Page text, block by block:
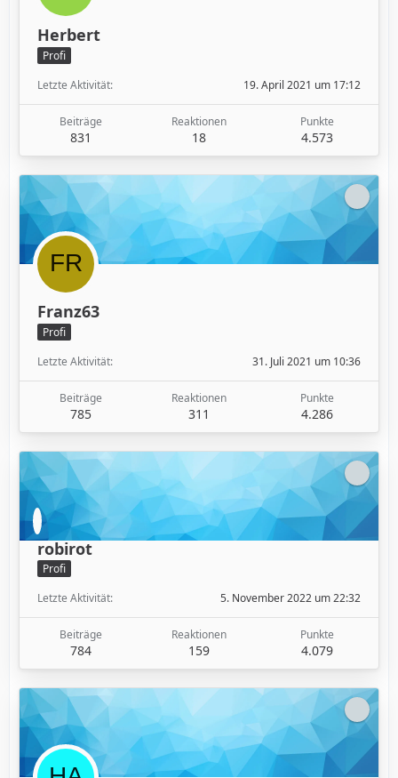
Herbert
Profi
Letzte Aktivität
19. April 2021 um 17:12
Beiträge
831
Reaktionen
18
Punkte
4.573
Franz63
Profi
Letzte Aktivität
31. Juli 2021 um 10:36
Beiträge
785
Reaktionen
311
Punkte
4.286
robirot
Profi
Letzte Aktivität
5. November 2022 um 22:32
Beiträge
784
Reaktionen
159
Punkte
4.079